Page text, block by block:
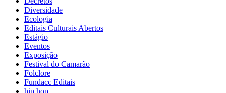
Diversidade
Ecologia
Editais Culturais Abertos
Estágio
Eventos
Exposição
Festival do Camarão
Folclore
Fundacc Editais
hip hop